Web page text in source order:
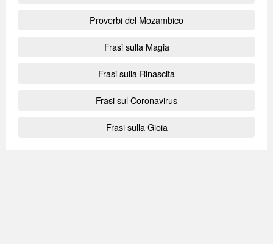
Proverbi del Mozambico
Frasi sulla Magia
Frasi sulla Rinascita
Frasi sul Coronavirus
Frasi sulla Gioia